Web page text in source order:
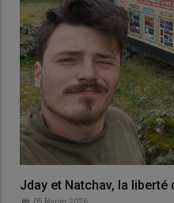
Jday et Natchav, la liberté